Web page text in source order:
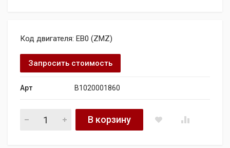
Код двигателя: EB0 (ZMZ)
Запросить стоимость
Арт B1020001860
Двигатель PEUGEOT 208 Active quantity
В корзину